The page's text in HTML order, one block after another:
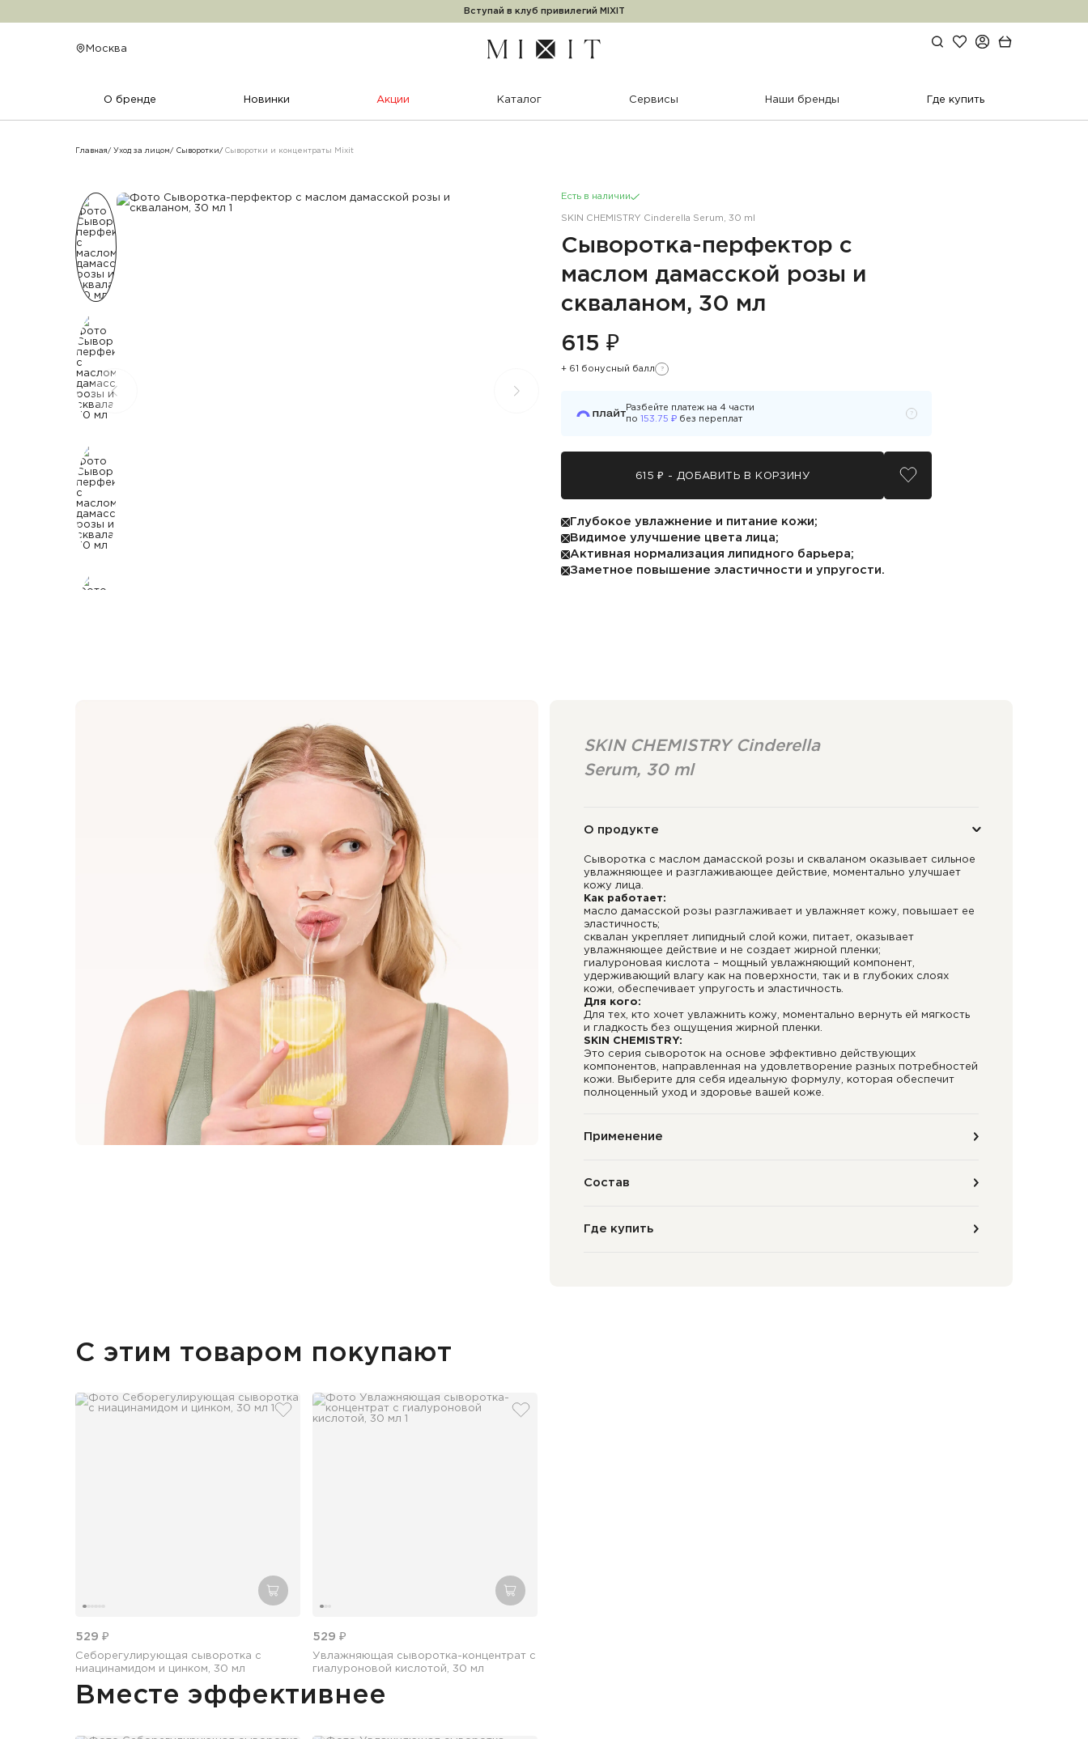
Вступай в клуб привилегий MIXIT
Москва Избранное
Личный кабинет
О бренде Новинки Акции Каталог Сервисы Наши бренды Где купить
Главная Уход за лицом Сыворотки Сыворотки и концентраты Mixit
SKIN CHEMISTRY Cinderella Serum, 30 ml
Есть в наличии
Сыворотка-перфектор с
маслом дамасской розы и
скваланом, 30 мл
615 ₽
+ 61 бонусный балл Узнать подробности
?
Разбейте платеж на4 части
по153.75₽ без переплат
Узнать подробности
?
615 ₽ - ДОБАВИТЬ В КОРЗИНУ добавить в избранное
Глубокое увлажнение и питание кожи;
Видимое улучшение цвета лица;
Активная нормализация липидного барьера;
Заметное повышение эластичности и упругости.
SKIN CHEMISTRY Cinderella
Serum, 30 ml
О продукте
Сыворотка с маслом дамасской розы и скваланом оказывает сильное
увлажняющее и разглаживающее действие, моментально улучшает
кожу лица.
Как работает:
масло дамасской розы разглаживает и увлажняет кожу, повышает ее
эластичность;
сквалан укрепляет липидный слой кожи, питает, оказывает
увлажняющее действие и не создает жирной пленки;
гиалуроновая кислота – мощный увлажняющий компонент,
удерживающий влагу как на поверхности, так и в глубоких слоях
кожи, обеспечивает упругость и эластичность.
Для кого:
Для тех, кто хочет увлажнить кожу, моментально вернуть ей мягкость
и гладкость без ощущения жирной пленки.
SKIN CHEMISTRY:
Это серия сывороток на основе эффективно действующих
компонентов, направленная на удовлетворение разных потребностей
кожи. Выберите для себя идеальную формулу, которая обеспечит
полноценный уход и здоровье вашей коже.
Применение
Состав
Где купить
С этим товаром покупают
добавить в избранное
добавить в корзину
529 ₽
Себорегулирующая сыворотка с
ниацинамидом и цинком, 30 мл
добавить в избранное
добавить в корзину
529 ₽
Увлажняющая сыворотка-концентрат с
гиалуроновой кислотой, 30 мл
Вместе эффективнее